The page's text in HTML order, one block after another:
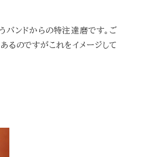
バンドからの特注達磨です。ご
るのですがこれをイメージして